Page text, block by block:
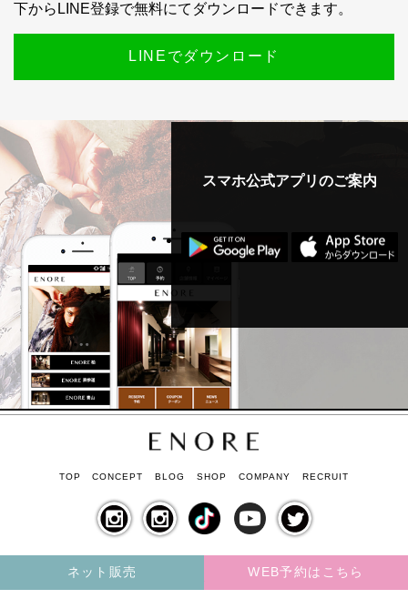
下からLINE登録で無料にてダウンロードできます。
LINEでダウンロード
スマホ公式アプリのご案内
TOP CONCEPT BLOG SHOP COMPANY RECRUIT
ネット販売 WEB予約はこちら